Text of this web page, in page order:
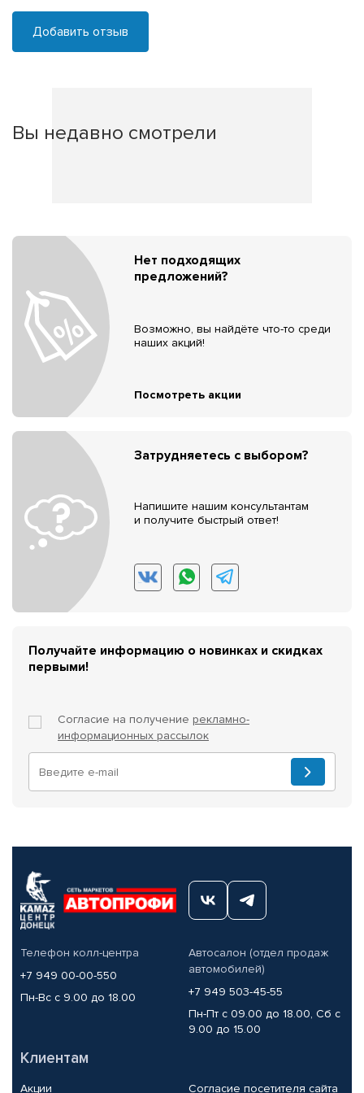
Добавить отзыв
Вы недавно смотрели
Нет подходящих
предложений?
Возможно, вы найдёте что-то среди
наших акций!
Посмотреть акции
Затрудняетесь с выбором?
Напишите нашим консультантам
и получите быстрый ответ!
Получайте информацию о новинках и скидках
первыми!
Согласие на получение рекламно-
информационных рассылок
Телефон колл-центра
+7 949 00-00-550
Пн-Вс с 9.00 до 18.00
Автосалон (отдел продаж
автомобилей)
+7 949 503-45-55
Пн-Пт с 09.00 до 18.00, Сб с
9.00 до 15.00
Клиентам
Акции Согласие посетителя сайта